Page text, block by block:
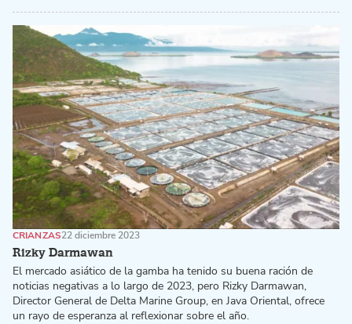
Rizky Darmawan
CRIANZAS22 diciembre 2023
El mercado asiático de la gamba ha tenido su buena ración de
noticias negativas a lo largo de 2023, pero Rizky Darmawan,
Director General de Delta Marine Group, en Java Oriental, ofrece
un rayo de esperanza al reflexionar sobre el año.